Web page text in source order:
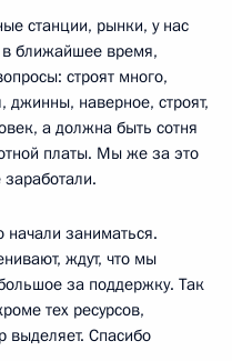
станции, рынки, у нас
ближайшее время,
строят много,
джинны, наверное, строят,
а должна быть сотня
платы. Мы же за это
заработали.
начали заниматься.
ждут, что мы
за поддержку. Так
тех ресурсов,
выделяет. Спасибо